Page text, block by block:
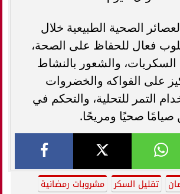
الصحية الطبيعية خلال
فعال للحفاظ على الصحة،
السكريات، والشعور بالنشاط
على الفواكه والخضروات
التمر للتحلية، والتحكم في
صحيًا ومريحًا.
تقليل السكر
مشروبات رمضانية